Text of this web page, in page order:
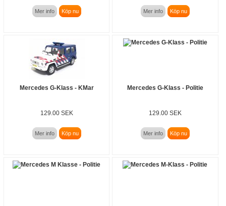
Mer info Köp nu Mer info Köp nu
Mercedes G-Klass - KMar
129.00 SEK
Mer info Köp nu
Mercedes G-Klass - Politie
129.00 SEK
Mer info Köp nu